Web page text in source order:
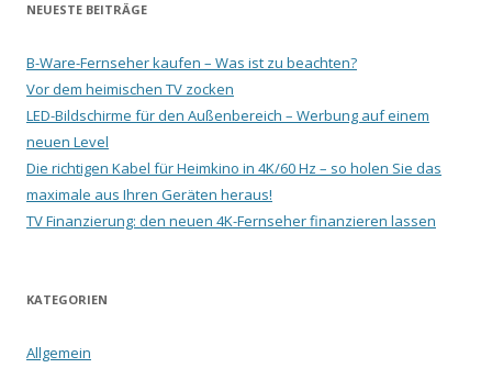
NEUESTE BEITRÄGE
B-Ware-Fernseher kaufen – Was ist zu beachten?
Vor dem heimischen TV zocken
LED-Bildschirme für den Außenbereich – Werbung auf einem
neuen Level
Die richtigen Kabel für Heimkino in 4K/60 Hz – so holen Sie das
maximale aus Ihren Geräten heraus!
TV Finanzierung: den neuen 4K-Fernseher finanzieren lassen
KATEGORIEN
Allgemein